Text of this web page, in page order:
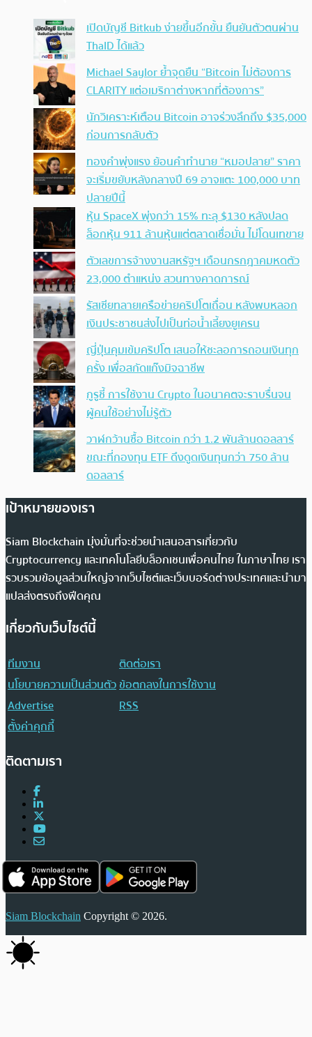
เปิดบัญชี Bitkub ง่ายขึ้นอีกขั้น ยืนยันตัวตนผ่าน
ThaID ได้แล้ว
Michael Saylor ย้ำจุดยืน “Bitcoin ไม่ต้องการ
CLARITY แต่อเมริกาต่างหากที่ต้องการ”
นักวิเคราะห์เตือน Bitcoin อาจร่วงลึกถึง $35,000
ก่อนการกลับตัว
ทองคำพุ่งแรง ย้อนคำทำนาย “หมอปลาย” ราคา
จะเริ่มขยับหลังกลางปี 69 อาจแตะ 100,000 บาท
ปลายปีนี้
หุ้น SpaceX พุ่งกว่า 15% ทะลุ $130 หลังปลด
ล็อกหุ้น 911 ล้านหุ้นแต่ตลาดเชื่อมั่น ไม่โดนเทขาย
ตัวเลขการจ้างงานสหรัฐฯ เดือนกรกฎาคมหดตัว
23,000 ตำแหน่ง สวนทางคาดการณ์
รัสเซียทลายเครือข่ายคริปโตเถื่อน หลังพบหลอก
เงินประชาชนส่งไปเป็นท่อน้ำเลี้ยงยูเครน
ญี่ปุ่นคุมเข้มคริปโต เสนอให้ชะลอการถอนเงินทุก
ครั้ง เพื่อสกัดแก๊งมิจฉาชีพ
กูรูชี้ การใช้งาน Crypto ในอนาคตจะราบรื่นจน
ผู้คนใช้อย่างไม่รู้ตัว
วาฬกว้านซื้อ Bitcoin กว่า 1.2 พันล้านดอลลาร์
ขณะที่กองทุน ETF ดึงดูดเงินทุนกว่า 750 ล้าน
ดอลลาร์
เป้าหมายของเรา
Siam Blockchain มุ่งมั่นที่จะช่วยนำเสนอสารเกี่ยวกับ
Cryptocurrency และเทคโนโลยีบล็อกเชนเพื่อคนไทย ในภาษาไทย เรา
รวบรวมข้อมูลส่วนใหญ่จากเว็บไซต์และเว็บบอร์ดต่างประเทศและนำมา
แปลส่งตรงถึงฟีดคุณ
เกี่ยวกับเว็บไซต์นี้
ทีมงาน
ติดต่อเรา
นโยบายความเป็นส่วนตัวข้อตกลงในการใช้งาน
Advertise
RSS
ตั้งค่าคุกกี้
ติดตามเรา
Siam Blockchain Copyright © 2026.